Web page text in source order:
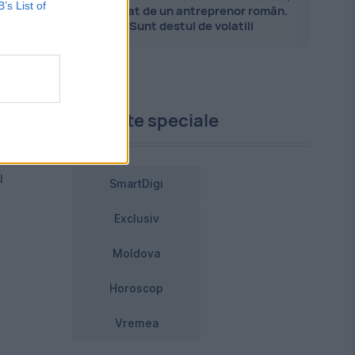
List of
explicat de un antreprenor român.
Sunt destul de volatili
Proiecte speciale
SmartDigi
Exclusiv
Moldova
Horoscop
Vremea